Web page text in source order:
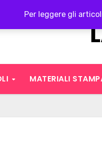
Per leggere gli
MATERIALI